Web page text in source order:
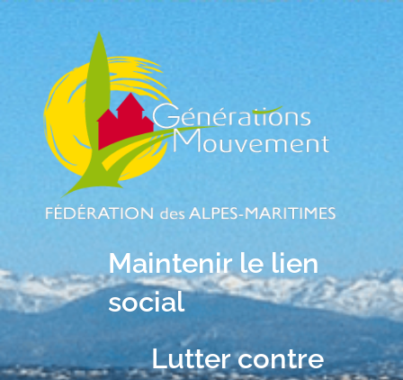
Maintenir le lien
social
Lutter contre